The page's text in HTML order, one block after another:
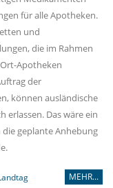
für alle Apotheken.
und
die im Rahmen
Apotheken
der
können ausländische
erlassen. Das wäre ein
geplante Anhebung
MEHR...